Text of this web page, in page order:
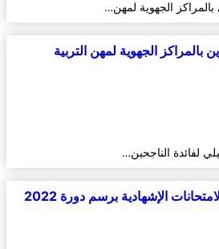
بالمراكز الجهوية لمهن…
بالمراكز الجهوية لمهن التربية
لفائدة الناجحين…
الإشهادية برسم دورة 2022